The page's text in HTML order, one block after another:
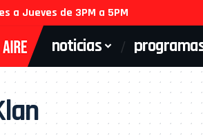
a Jueves de 3PM a 5PM
noticias